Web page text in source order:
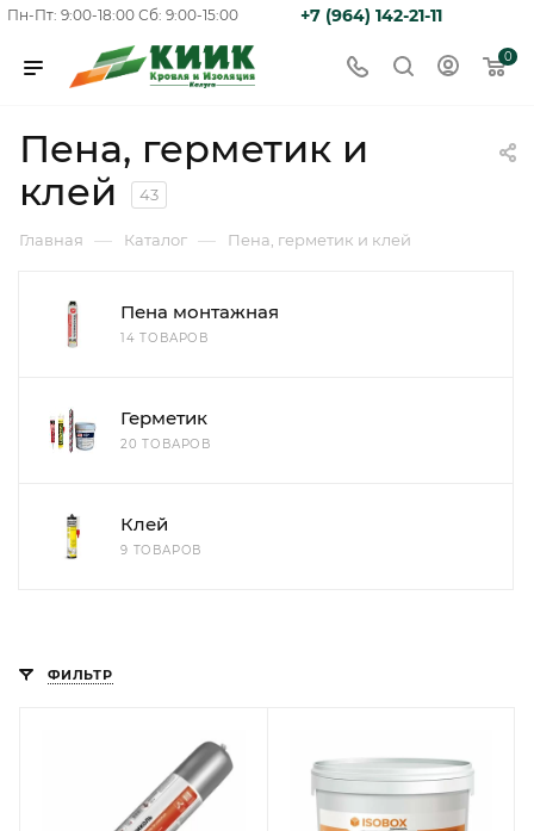
Пн-Пт: 9:00-18:00 Сб: 9:00-15:00 +7 (964) 142-21-11
0
Пена, герметик и
клей
43
Главная — Каталог — Пена, герметик и клей
Пена монтажная
14 ТОВАРОВ
Герметик
20 ТОВАРОВ
Клей
9 ТОВАРОВ
ФИЛЬТР